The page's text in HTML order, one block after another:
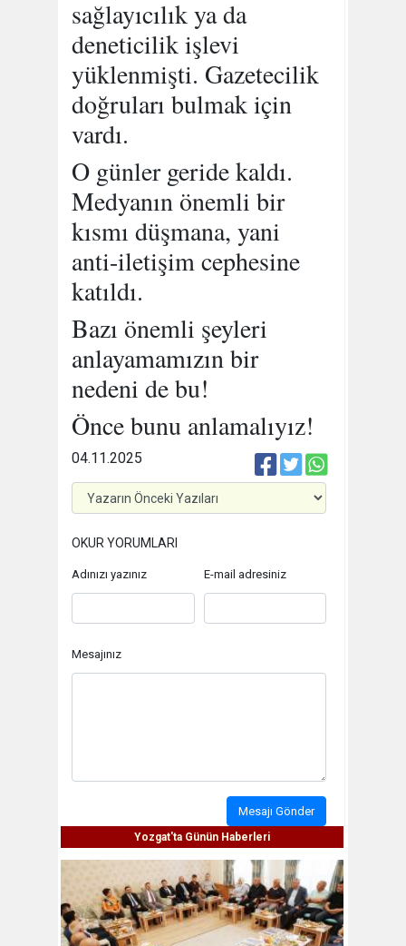
sağlayıcılık ya da
deneticilik işlevi
yüklenmişti. Gazetecilik
doğruları bulmak için
vardı.
O günler geride kaldı.
Medyanın önemli bir
kısmı düşmana, yani
anti-iletişim cephesine
katıldı.
Bazı önemli şeyleri
anlayamamızın bir
nedeni de bu!
Önce bunu anlamalıyız!
04.11.2025
OKUR YORUMLARI
Adınızı yazınız E-mail adresiniz
Mesajınız
Mesajı Gönder
Yozgat'ta Günün Haberleri